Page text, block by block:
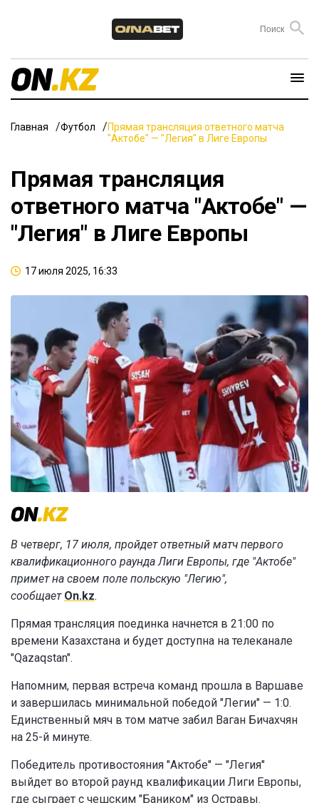
Главная Футбол
Прямая трансляция ответного матча
"Актобе" — "Легия" в Лиге Европы
Прямая трансляция
ответного матча "Актобе" —
"Легия" в Лиге Европы
17 июля 2025, 16:33
В четверг, 17 июля, пройдет ответный матч первого
квалификационного раунда Лиги Европы, где "Актобе"
примет на своем поле польскую "Легию",
сообщает On.kz.
Прямая трансляция поединка начнется в 21:00 по
времени Казахстана и будет доступна на телеканале
"Qazaqstan".
Напомним, первая встреча команд прошла в Варшаве
и завершилась минимальной победой "Легии" — 1:0.
Единственный мяч в том матче забил Ваган Бичахчян
на 25-й минуте.
Победитель противостояния "Актобе" — "Легия"
выйдет во второй раунд квалификации Лиги Европы,
где сыграет с чешским "Баником" из Остравы.